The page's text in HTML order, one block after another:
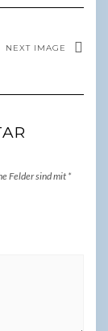
NEXT IMAGE
Felder sind mit *